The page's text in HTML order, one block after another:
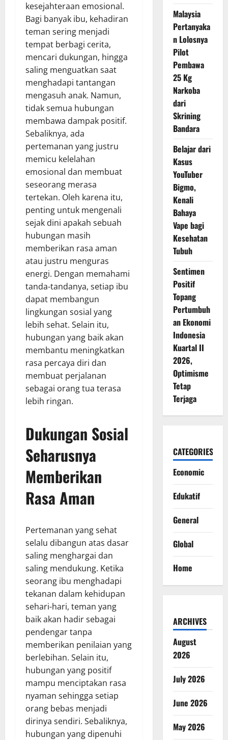
kesejahteraan emosional.
Bagi banyak ibu, kehadiran
teman sering menjadi
tempat berbagi cerita,
mencari dukungan, hingga
saling menguatkan saat
menghadapi tantangan
mengasuh anak. Namun,
tidak semua hubungan
membawa dampak positif.
Sebaliknya, ada
pertemanan yang justru
memicu kelelahan
emosional dan membuat
seseorang merasa
tertekan. Oleh karena itu,
penting untuk mengenali
sejak dini apakah sebuah
hubungan masih
memberikan rasa aman
atau justru menguras
energi. Dengan memahami
tanda-tandanya, setiap ibu
dapat membangun
lingkungan sosial yang
lebih sehat. Selain itu,
hubungan yang baik akan
membantu meningkatkan
rasa percaya diri dan
membuat perjalanan
sebagai orang tua terasa
lebih ringan.
Dukungan Sosial
Seharusnya
Memberikan
Rasa Aman
Pertemanan yang sehat
selalu dibangun atas dasar
saling menghargai dan
saling mendukung. Ketika
seorang ibu menghadapi
tekanan dalam kehidupan
sehari-hari, teman yang
baik akan hadir sebagai
pendengar tanpa
memberikan penilaian yang
berlebihan. Selain itu,
hubungan yang positif
mampu menciptakan rasa
nyaman sehingga setiap
orang bebas menjadi
dirinya sendiri. Sebaliknya,
hubungan yang dipenuhi
Malaysia
Pertanyaka
n Lolosnya
Pilot
Pembawa
25 Kg
Narkoba
dari
Skrining
Bandara
Belajar dari
Kasus
YouTuber
Bigmo,
Kenali
Bahaya
Vape bagi
Kesehatan
Tubuh
Sentimen
Positif
Topang
Pertumbuh
an Ekonomi
Indonesia
Kuartal II
2026,
Optimisme
Tetap
Terjaga
CATEGORIES
Economic
Edukatif
General
Global
Home
ARCHIVES
August
2026
July 2026
June 2026
May 2026